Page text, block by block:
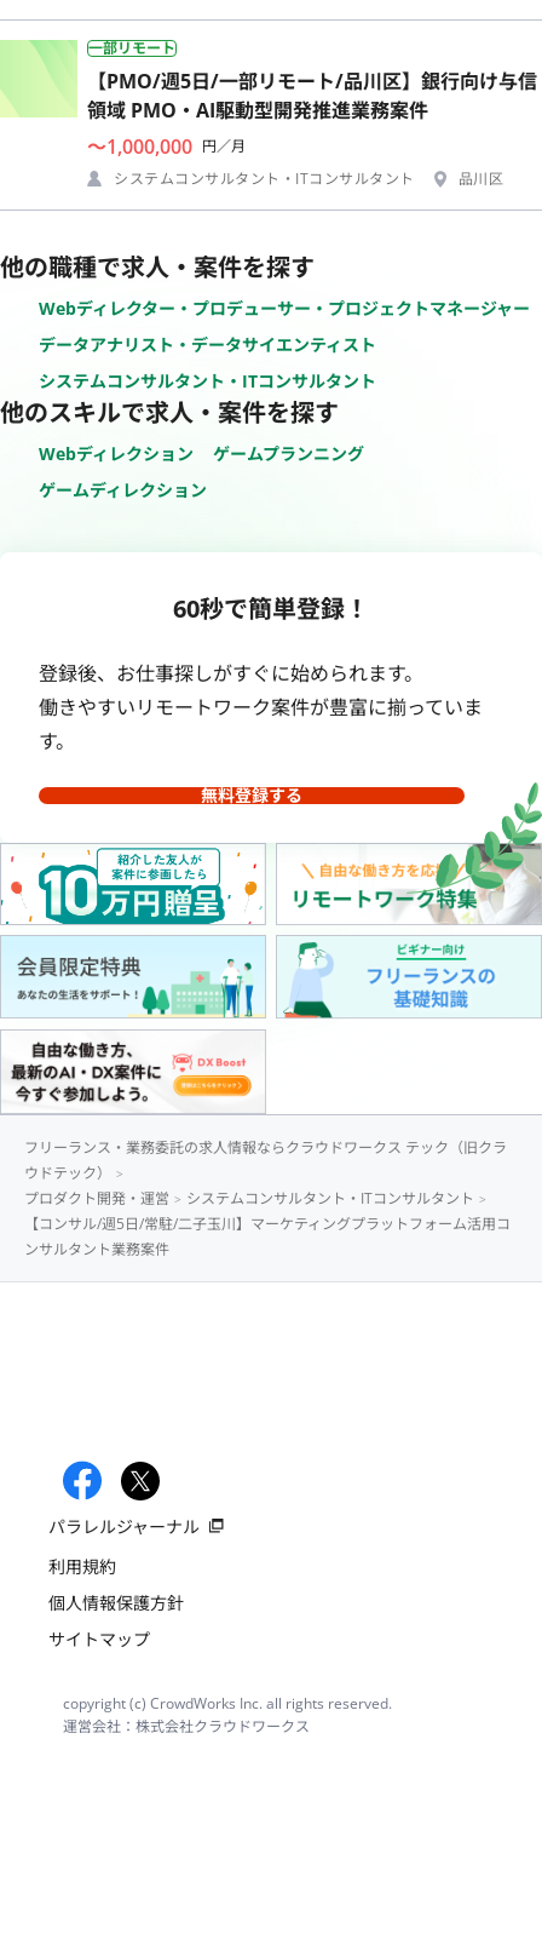
一部リモート
【PMO/週5日/一部リモート/品川区】銀行向け与信
領域 PMO・AI駆動型開発推進業務案件
〜1,000,000 円／月
システムコンサルタント・ITコンサルタント
品川区
他の職種で求人・案件を探す
Webディレクター・プロデューサー・プロジェクトマネージャー
データアナリスト・データサイエンティスト
システムコンサルタント・ITコンサルタント
他のスキルで求人・案件を探す
Webディレクション
ゲームプランニング
ゲームディレクション
60秒で簡単登録！
登録後、お仕事探しがすぐに始められます。
働きやすいリモートワーク案件が豊富に揃っていま
す。
無料登録する
フリーランス・業務委託の求人情報ならクラウドワークス テック（旧クラ
ウドテック）
プロダクト開発・運営
システムコンサルタント・ITコンサルタント
【コンサル/週5日/常駐/二子玉川】マーケティングプラットフォーム活用コ
ンサルタント業務案件
パラレルジャーナル
利用規約
個人情報保護方針
サイトマップ
copyright (c) CrowdWorks Inc. all rights reserved.
運営会社：株式会社クラウドワークス